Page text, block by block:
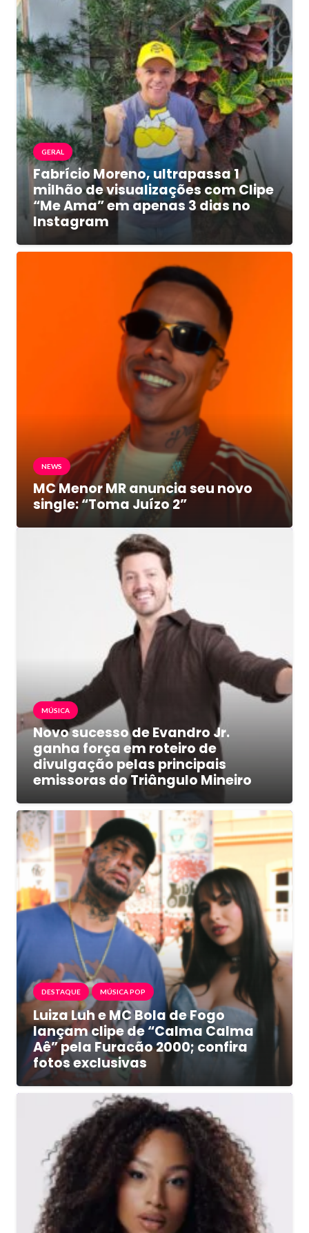
GERAL
Fabrício Moreno, ultrapassa 1
milhão de visualizações com Clipe
“Me Ama” em apenas 3 dias no
Instagram
NEWS
MC Menor MR anuncia seu novo
single: “Toma Juízo 2”
MÚSICA
Novo sucesso de Evandro Jr.
ganha força em roteiro de
divulgação pelas principais
emissoras do Triângulo Mineiro
DESTAQUE MÚSICA POP
Luiza Luh e MC Bola de Fogo
lançam clipe de “Calma Calma
Aê” pela Furacão 2000; confira
fotos exclusivas